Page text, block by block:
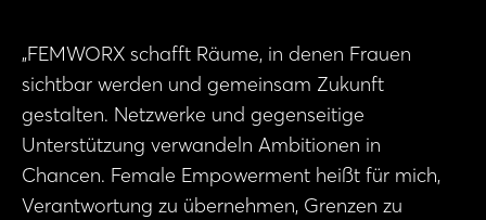
„FEMWORX schafft Räume, in denen Frauen
sichtbar werden und gemeinsam Zukunft
gestalten. Netzwerke und gegenseitige
Unterstützung verwandeln Ambitionen in
Chancen. Female Empowerment heißt für mich,
Verantwortung zu übernehmen, Grenzen zu